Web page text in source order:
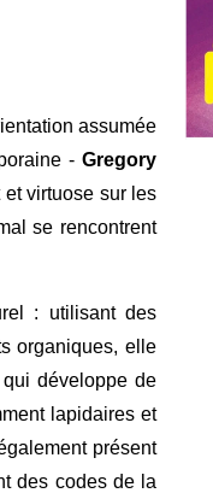
assumée
- Gregory
virtuose sur les
se rencontrent
: utilisant des
organiques, elle
qui développe de
lapidaires et
présent
des codes de la